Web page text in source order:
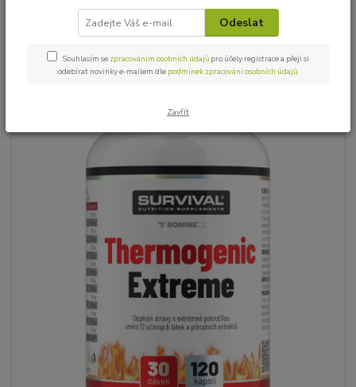
Odeslat
Souhlasím se zpracováním osobních údajů pro účely registrace a přeji si
odebírat novinky e-mailem dle podmínek zpracování osobních údajů.
Zavřít